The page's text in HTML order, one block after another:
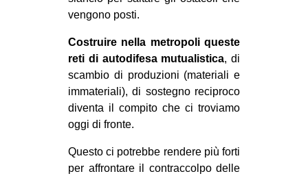
vengono posti.
Costruire nella metropoli queste
reti di autodifesa mutualistica, di
scambio di produzioni (materiali e
immateriali), di sostegno reciproco
diventa il compito che ci troviamo
oggi di fronte.
Questo ci potrebbe rendere più forti
per affrontare il contraccolpo delle